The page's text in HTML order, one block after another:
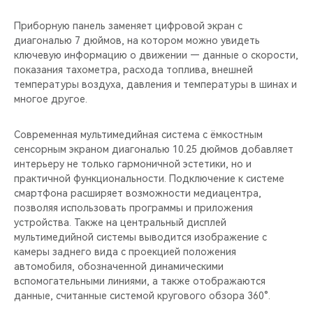
ВИДЕООБЗОРЫ
CHERY ДЛЯ ДЕТЕЙ
Приборную панель заменяет цифровой экран с
диагональю 7 дюймов, на котором можно увидеть
ключевую информацию о движении — данные о скорости,
показания тахометра, расхода топлива, внешней
температуры воздуха, давления и температуры в шинах и
многое другое.
Современная мультимедийная система с ёмкостным
сенсорным экраном диагональю 10.25 дюймов добавляет
интерьеру не только гармоничной эстетики, но и
практичной функциональности. Подключение к системе
смартфона расширяет возможности медиацентра,
позволяя использовать программы и приложения
устройства. Также на центральный дисплей
мультимедийной системы выводится изображение с
камеры заднего вида с проекцией положения
автомобиля, обозначенной динамическими
вспомогательными линиями, а также отображаются
данные, считанные системой кругового обзора 360°.